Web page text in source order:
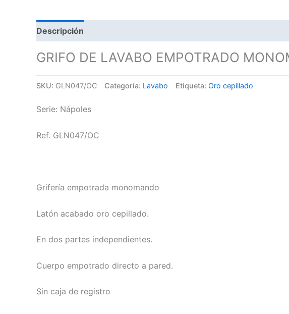
Descripción
GRIFO DE LAVABO EMPOTRADO
SKU: GLN047/OC Categoría: Lavabo Etiqueta: Oro cepillado
Serie: Nápoles
Ref. GLN047/OC
Grifería empotrada monomando
Latón acabado oro cepillado.
En dos partes independientes.
Cuerpo empotrado directo a pared.
Sin caja de registro